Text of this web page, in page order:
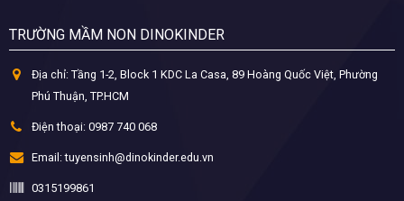
TRƯỜNG MẦM NON DINOKINDER
Địa chỉ: Tầng 1-2, Block 1 KDC La Casa, 89 Hoàng Quốc Việt, Phường
Phú Thuận, TP.HCM
Điện thoại: 0987 740 068
Email: tuyensinh@dinokinder.edu.vn
0315199861